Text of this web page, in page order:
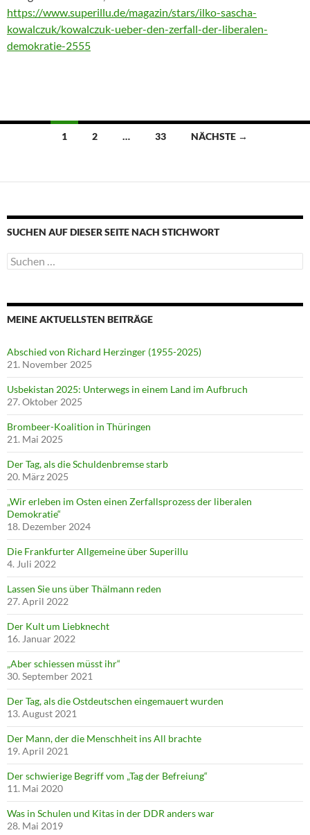
https://www.superillu.de/magazin/stars/ilko-sascha-
kowalczuk/kowalczuk-ueber-den-zerfall-der-liberalen-
demokratie-2555
Beitragsnavigation
1 2 … 33 NÄCHSTE →
SUCHEN AUF DIESER SEITE NACH STICHWORT
Suche
nach:
MEINE AKTUELLSTEN BEITRÄGE
Abschied von Richard Herzinger (1955-2025)
21. November 2025
Usbekistan 2025: Unterwegs in einem Land im Aufbruch
27. Oktober 2025
Brombeer-Koalition in Thüringen
21. Mai 2025
Der Tag, als die Schuldenbremse starb
20. März 2025
„Wir erleben im Osten einen Zerfallsprozess der liberalen
Demokratie“
18. Dezember 2024
Die Frankfurter Allgemeine über Superillu
4. Juli 2022
Lassen Sie uns über Thälmann reden
27. April 2022
Der Kult um Liebknecht
16. Januar 2022
„Aber schiessen müsst ihr“
30. September 2021
Der Tag, als die Ostdeutschen eingemauert wurden
13. August 2021
Der Mann, der die Menschheit ins All brachte
19. April 2021
Der schwierige Begriff vom „Tag der Befreiung“
11. Mai 2020
Was in Schulen und Kitas in der DDR anders war
28. Mai 2019